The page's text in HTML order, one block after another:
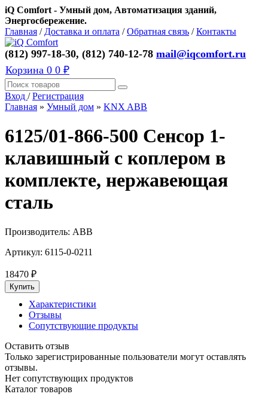
iQ Comfort - Умный дом, Автоматизация зданий,
Энергосбережение.
Главная / Доставка и оплата /Обратная связь /Контакты
(812) 997-18-30, (812) 740-12-78 mail@iqcomfort.ru
Корзина 0 0 ₽
Вход /Регистрация
Главная » Умный дом » KNX ABB
6125/01-866-500 Сенсор 1-
клавишный с коплером в
комплекте, нержавеющая
сталь
Производитель: ABB
Артикул: 6115-0-0211
18470 ₽
Характеристики
Отзывы
Сопутствующие продукты
Оставить отзыв
Только зарегистрированные пользователи могут оставлять
отзывы.
Нет сопутствующих продуктов
Каталог товаров